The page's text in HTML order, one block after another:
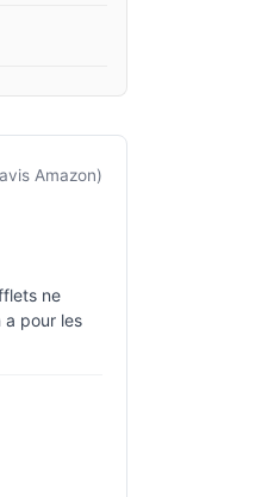
Amazon)
ne
a pour les